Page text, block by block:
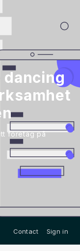
dancing
företag på
Contact Sign in